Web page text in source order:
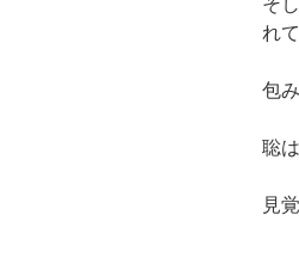
そ
れ
包
聡
見